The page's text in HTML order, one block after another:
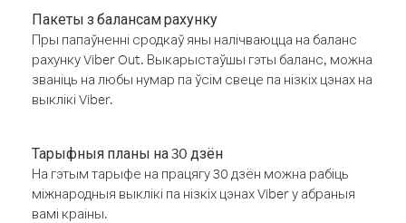
Пакеты з балансам рахунку
Пры папаўненні сродкаў яны налічваюцца на баланс
рахунку Viber Out. Выкарыстаўшы гэты баланс, можна
званіць на любы нумар па ўсім свеце па нізкіх цэнах на
выклікі Viber.
Тарыфныя планы на 30 дзён
На гэтым тарыфе на працягу 30 дзён можна рабіць
міжнародныя выклікі па нізкіх цэнах Viber у абраныя
вамі краіны.